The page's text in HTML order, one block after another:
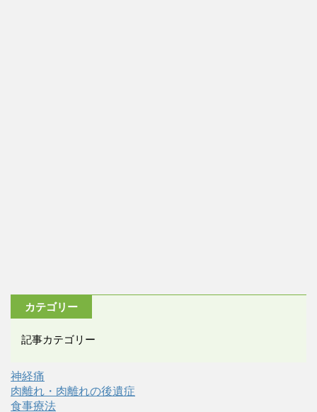
カテゴリー
記事カテゴリー
神経痛
肉離れ・肉離れの後遺症
食事療法